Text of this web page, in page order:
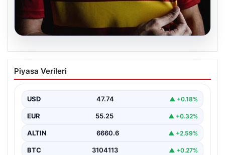
08.08.2026
Kayserispor’da Transfer Rüzgarı Esti:
Tahta Açıldı, 15 Yeni İmza atıldı!
sezonunda büyük bir adım atarak resmi olarak transfer
engelini…
Piyasa Verileri
USD 47.74 ▲ +0.18%
EUR 55.25 ▲ +0.32%
ALTIN 6660.6 ▲ +2.59%
BTC 3104113 ▲ +0.27%